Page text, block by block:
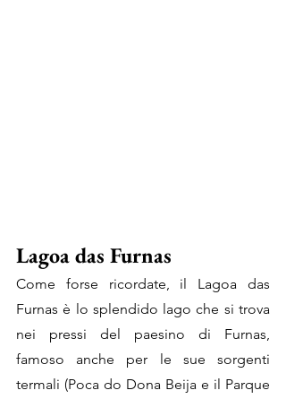
Lagoa das Furnas
Come forse ricordate, il Lagoa das
Furnas è lo splendido lago che si trova
nei pressi del paesino di Furnas,
famoso anche per le sue sorgenti
termali (Poca do Dona Beija e il Parque